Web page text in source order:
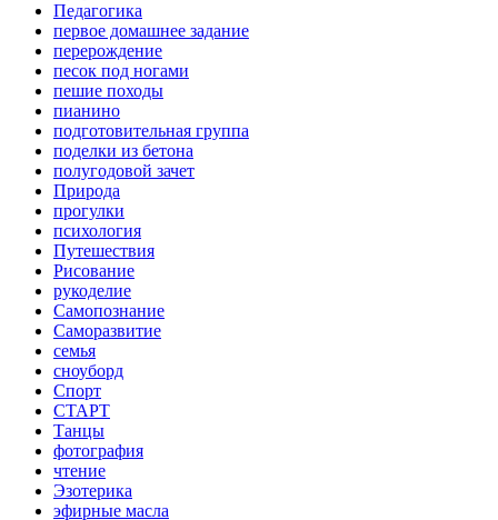
Педагогика
первое домашнее задание
перерождение
песок под ногами
пешие походы
пианино
подготовительная группа
поделки из бетона
полугодовой зачет
Природа
прогулки
психология
Путешествия
Рисование
рукоделие
Самопознание
Саморазвитие
семья
сноуборд
Спорт
СТАРТ
Танцы
фотография
чтение
Эзотерика
эфирные масла